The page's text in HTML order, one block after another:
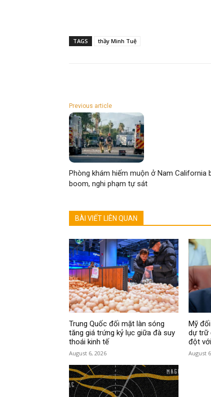
TAGS thầy Minh Tuệ
Previous article
Phòng khám hiếm muộn ở Nam California
boom, nghi phạm tự sát
BÀI VIẾT LIÊN QUAN
Trung Quốc đối mặt làn sóng
tăng giá trứng kỷ lục giữa đà suy
thoái kinh tế
August 6, 2026
Mỹ
dự trữ
đột
August